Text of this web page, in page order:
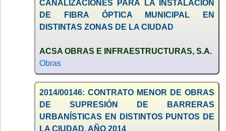
CANALIZACIONES PARA LA INSTALACIÓN
DE FIBRA ÓPTICA MUNICIPAL EN
DISTINTAS ZONAS DE LA CIUDAD
ACSA OBRAS E INFRAESTRUCTURAS, S.A.
Obras
2014/00146: CONTRATO MENOR DE OBRAS
DE SUPRESIÓN DE BARRERAS
URBANÍSTICAS EN DISTINTOS PUNTOS DE
LA CIUDAD, AÑO 2014